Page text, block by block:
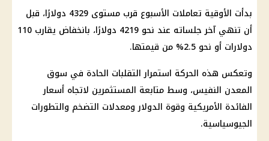
بدأت الأوقية تعاملات الأسبوع قرب مستوى 4329 دولارًا، قبل
أن تنهي آخر جلساته عند نحو 4219 دولارًا، بانخفاض يقارب 110
دولارات أو نحو 2.5% من قيمتها.
وتعكس هذه الحركة استمرار التقلبات الحادة في سوق
المعدن النفيس، وسط متابعة المستثمرين لاتجاه أسعار
الفائدة الأمريكية وقوة الدولار ومعدلات التضخم والتطورات
الجيوسياسية.